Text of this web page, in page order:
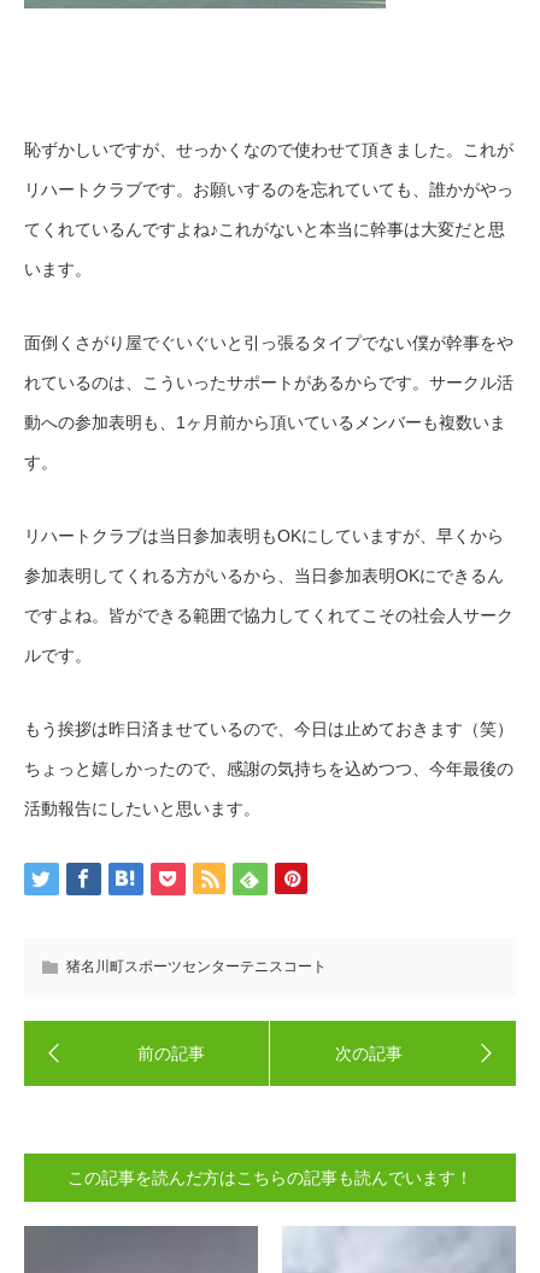
恥ずかしいですが、せっかくなので使わせて頂きました。これが
リハートクラブです。お願いするのを忘れていても、誰かがやっ
てくれているんですよね♪これがないと本当に幹事は大変だと思
います。
面倒くさがり屋でぐいぐいと引っ張るタイプでない僕が幹事をや
れているのは、こういったサポートがあるからです。サークル活
動への参加表明も、1ヶ月前から頂いているメンバーも複数いま
す。
リハートクラブは当日参加表明もOKにしていますが、早くから
参加表明してくれる方がいるから、当日参加表明OKにできるん
ですよね。皆ができる範囲で協力してくれてこその社会人サーク
ルです。
もう挨拶は昨日済ませているので、今日は止めておきます（笑）
ちょっと嬉しかったので、感謝の気持ちを込めつつ、今年最後の
活動報告にしたいと思います。
猪名川町スポーツセンターテニスコート
この記事を読んだ方はこちらの記事も読んでいます！